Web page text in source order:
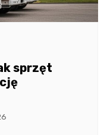
sprzęt